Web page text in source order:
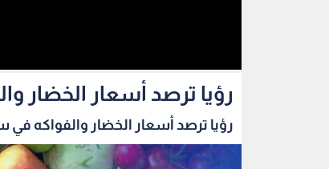
رؤيا ترصد أسعار الخضار
رؤيا ترصد أسعار الخضار والفواكه في